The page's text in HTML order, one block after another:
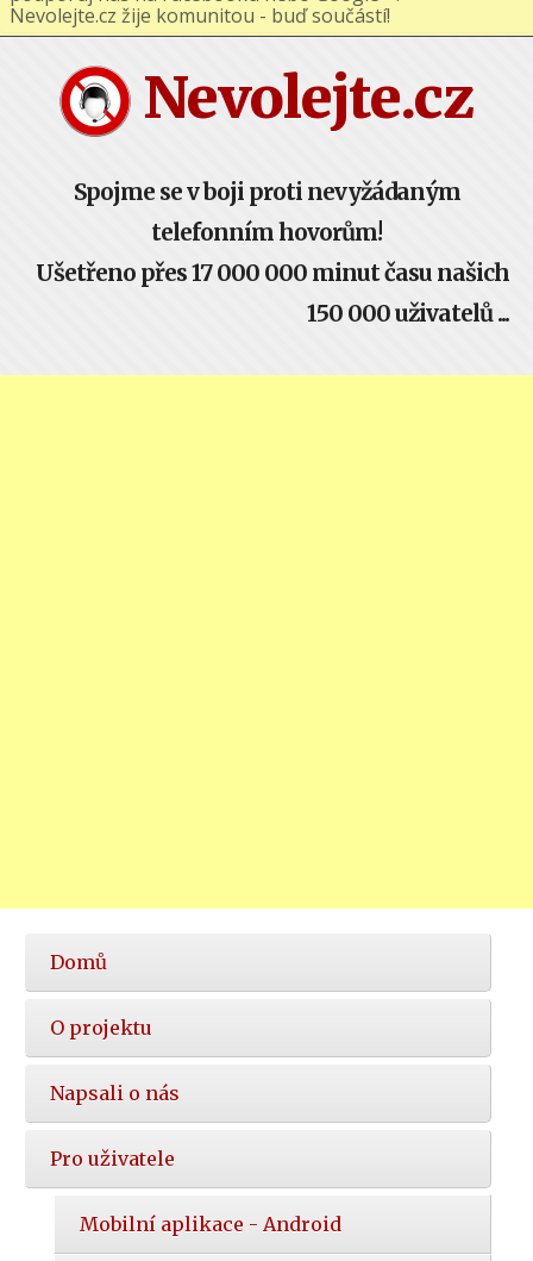
Nevolejte.cz
Spojme se v boji proti nevyžádaným
telefonním hovorům!
Ušetřeno přes 17 000 000 minut času našich
150 000 uživatelů ...
Hlavní
nabídka
Domů
O projektu
Napsali o nás
Pro uživatele
Mobilní aplikace - Android
podporuj nás na Facebooku nebo Google+ !
Nevolejte.cz žije komunitou - buď součástí!